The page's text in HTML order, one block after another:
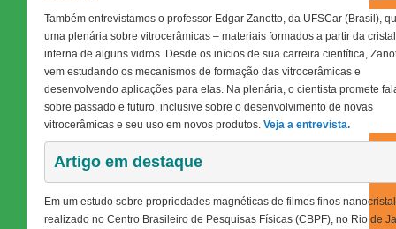
Também entrevistamos o professor Edgar Zanotto, da UFSCar (Brasil),
uma plenária sobre vitrocerâmicas – materiais formados a partir da
interna de alguns vidros. Desde os inícios de sua carreira científica,
vem estudando os mecanismos de formação das vitrocerâmicas e
desenvolvendo aplicações para elas. Na plenária, o cientista promete
sobre passado e futuro, inclusive sobre o desenvolvimento de novas
vitrocerâmicas e seu uso em novos produtos. Veja a entrevista.
Artigo em destaque
Em um estudo sobre propriedades magnéticas de filmes finos
realizado no Centro Brasileiro de Pesquisas Físicas (CBPF), no Rio de